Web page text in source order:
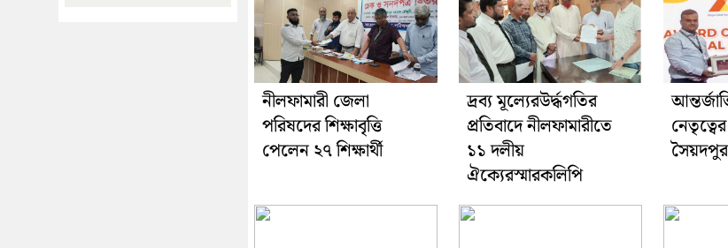
নীলফামারী জেলা
পরিষদের শিক্ষাবৃত্তি
পেলেন ২৭ শিক্ষার্থী
দ্রব্য মূল্যেরউর্দ্ধগতির
প্রতিবাদে নীলফামারীতে
১১ দলীয়
ঐক্যেরস্মারকলিপি
সৈয়দপুর